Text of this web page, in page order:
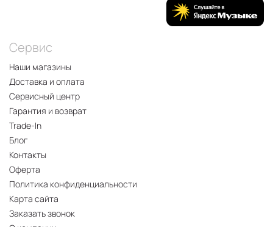
Сервис
Наши магазины
Доставка и оплата
Сервисный центр
Гарантия и возврат
Trade-In
Блог
Контакты
Оферта
Политика конфиденциальности
Карта сайта
Заказать звонок